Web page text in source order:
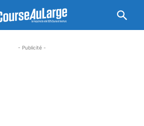
- Publicité -